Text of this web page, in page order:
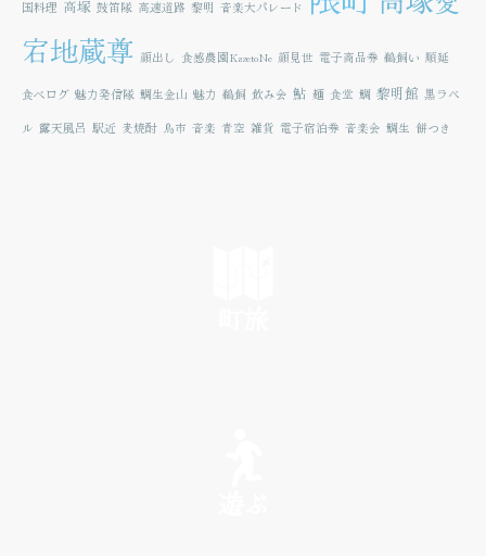
国料理 高塚 鼓笛隊 高速道路 黎明 音楽大パレード
宕地蔵尊 顔出し 食感農園KazetoNe 顔見世 電子商品券 鵜飼い 順延
食べログ 魅力発信隊 鯛生金山 魅力 鵜飼 飲み会 鮎 麺 食堂 鯛 黎明館 黒ラベ
ル 露天風呂 駅近 麦焼酎 鳥市 音楽 青空 雑貨 電子宿泊券 音楽会 鯛生 餅つき